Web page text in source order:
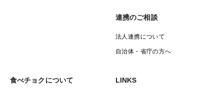
連携のご相談
法人連携について
自治体・省庁の方へ
食べチョクについて LINKS